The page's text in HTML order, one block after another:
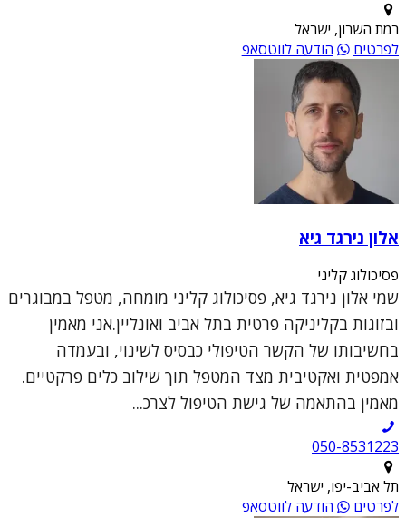
רמת השרון, ישראל
לפרטים
הודעה לווטסאפ
אלון נירגד גיא
פסיכולוג קליני
שמי אלון נירגד גיא, פסיכולוג קליני מומחה, מטפל במבוגרים
ובזוגות בקליניקה פרטית בתל אביב ואונליין.אני מאמין
בחשיבותו של הקשר הטיפולי כבסיס לשינוי, ובעמדה
אמפטית ואקטיבית מצד המטפל תוך שילוב כלים פרקטיים.
מאמין בהתאמה של גישת הטיפול לצרכ...
050-8531223
תל אביב-יפו, ישראל
לפרטים
הודעה לווטסאפ